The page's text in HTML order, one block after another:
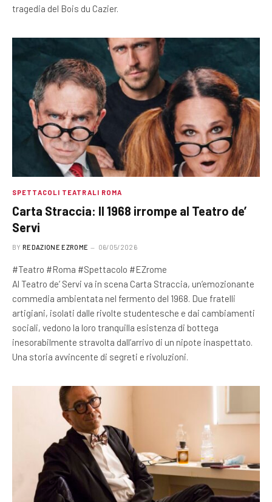
tragedia del Bois du Cazier.
SPETTACOLI TEATRALI ROMA
Carta Straccia: Il 1968 irrompe al Teatro de’
Servi
BY REDAZIONE EZROME 06/05/2026
#Teatro #Roma #Spettacolo #EZrome
Al Teatro de’ Servi va in scena Carta Straccia, un’emozionante
commedia ambientata nel fermento del 1968. Due fratelli
artigiani, isolati dalle rivolte studentesche e dai cambiamenti
sociali, vedono la loro tranquilla esistenza di bottega
inesorabilmente stravolta dall’arrivo di un nipote inaspettato.
Una storia avvincente di segreti e rivoluzioni.